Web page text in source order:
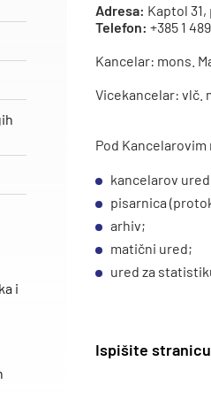
i
Adresa: Kaptol 31,
Telefon: +385 1
Kancelar: mons.
Vicekancelar: vlč.
Pod
kancelarov
pisarnica
arhiv;
matični ured;
ured za
Ispišite